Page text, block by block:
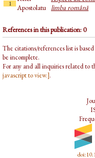
1
Apostolatu limba română
References in this publication: 0
The citations/references list is
be incomplete.
For any and all inquiries related to
javascript to view.].